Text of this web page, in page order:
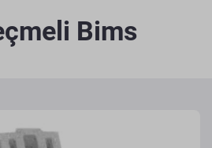
Bims